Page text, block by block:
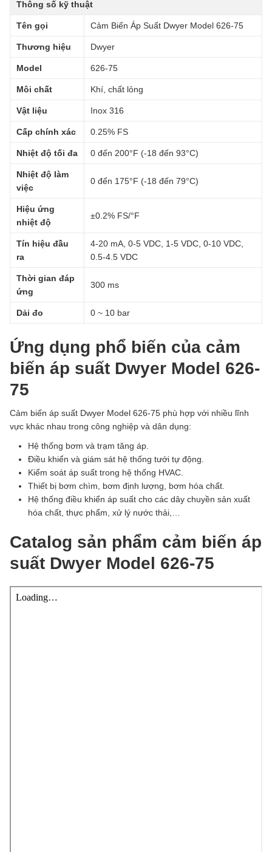
Thông số kỹ thuật
Tên gọi Cảm Biến Áp Suất Dwyer Model 626-75
Thương hiệu Dwyer
Model 626-75
Môi chất Khí, chất lỏng
Vật liệu Inox 316
Cấp chính xác 0.25% FS
Nhiệt độ tối đa 0 đến 200°F (-18 đến 93°C)
Nhiệt độ làm
việc
0 đến 175°F (-18 đến 79°C)
Hiệu ứng
nhiệt độ
±0.2% FS/°F
Tín hiệu đầu
ra
4-20 mA, 0-5 VDC, 1-5 VDC, 0-10 VDC,
0.5-4.5 VDC
Thời gian đáp
ứng
300 ms
Dải đo 0 ~ 10 bar
Ứng dụng phổ biến của cảm
biến áp suất Dwyer Model 626-
75
Cảm biến áp suất Dwyer Model 626-75 phù hợp với nhiều lĩnh
vực khác nhau trong công nghiệp và dân dụng:
Hệ thống bơm và trạm tăng áp.
Điều khiển và giám sát hệ thống tưới tự động.
Kiểm soát áp suất trong hệ thống HVAC.
Thiết bị bơm chìm, bơm định lượng, bơm hóa chất.
Hệ thống điều khiển áp suất cho các dây chuyền sản xuất
hóa chất, thực phẩm, xử lý nước thải,…
Catalog sản phẩm cảm biến áp
suất Dwyer Model 626-75